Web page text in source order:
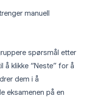
manuell
spørsmål etter
å klikke “Neste” for å
dem i å
eksamenen på en